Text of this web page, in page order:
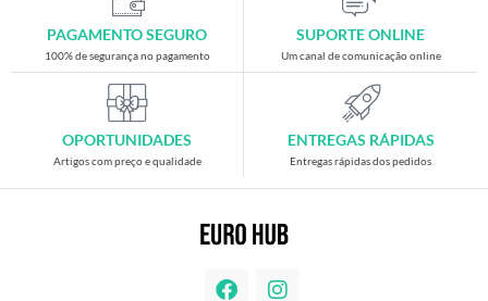
PAGAMENTO SEGURO
100% de segurança no pagamento
SUPORTE ONLINE
Um canal de comunicação online
OPORTUNIDADES
Artigos com preço e qualidade
ENTREGAS RÁPIDAS
Entregas rápidas dos pedidos